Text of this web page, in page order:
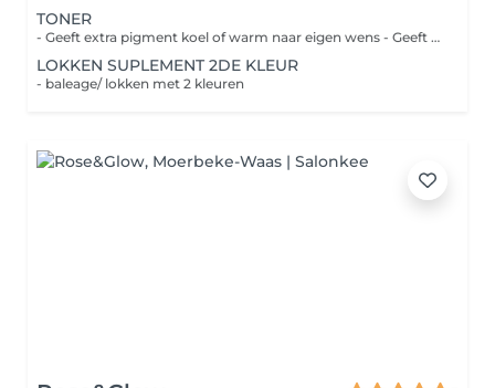
TONER
- Geeft extra pigment koel of warm naar eigen wens - Geeft extra glans
LOKKEN SUPLEMENT 2DE KLEUR
- baleage/ lokken met 2 kleuren